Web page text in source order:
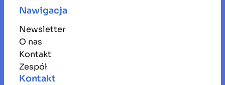
Nawigacja
Newsletter
O nas
Kontakt
Zespół
Kontakt